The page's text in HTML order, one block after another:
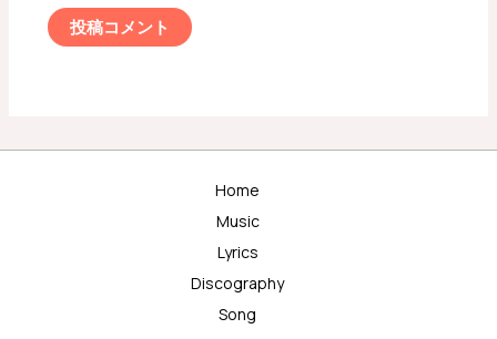
Home
Music
Lyrics
Discography
Song